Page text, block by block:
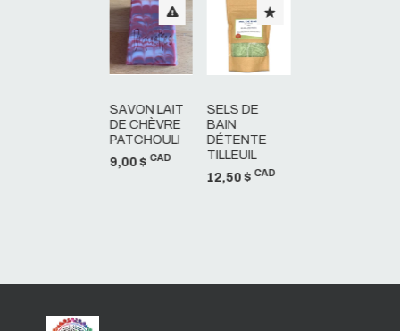
SAVON LAIT
DE CHÈVRE
PATCHOULI
9,00 $ CAD
SELS DE
BAIN
DÉTENTE
TILLEUIL
12,50 $ CAD